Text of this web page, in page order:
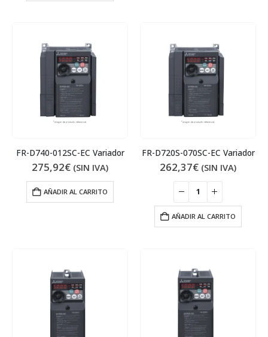
FR-D740-012SC-EC Variador
275,92€ (SIN IVA)
AÑADIR AL CARRITO
FR-D720S-070SC-EC Variador
262,37€ (SIN IVA)
AÑADIR AL CARRITO